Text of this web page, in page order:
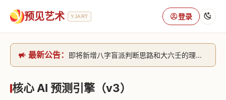
预见艺术 YJART 登录
最新公告：
即将新增八字盲派判断思路和大六壬的理气+取像判断思路。[内侧中，捐赠会员可用]2026/6/30
网站升级完成，升级全模块的算法，限时开放用户注册。2026/6/27
核心 AI 预测引擎（v3）